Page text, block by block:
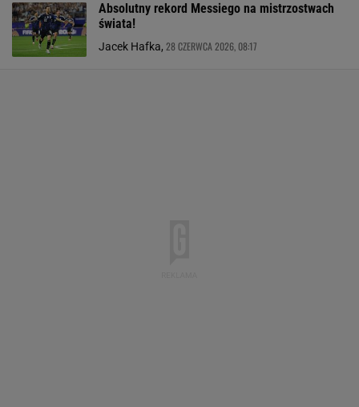
Absolutny rekord Messiego na mistrzostwach
świata!
Jacek Hafka, 28 CZERWCA 2026, 08:17